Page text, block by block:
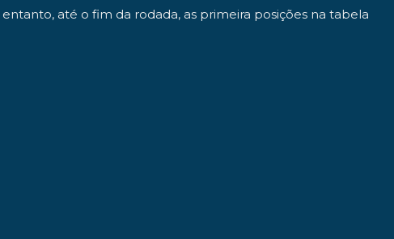
até o fim da rodada, as primeira posições na tabela